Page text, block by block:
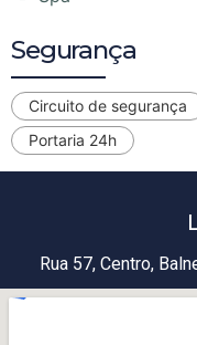
Segurança
Circuito de segurança
Portaria 24h
Rua 57, Centro,